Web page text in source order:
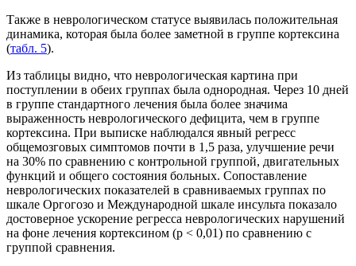
Также в неврологическом статусе выявилась положительная
динамика, которая была более заметной в группе кортексина
(табл. 5).
Из таблицы видно, что неврологическая картина при
поступлении в обеих группах была однородная. Через 10 дней
в группе стандартного лечения была более значима
выраженность неврологического дефицита, чем в группе
кортексина. При выписке наблюдался явный регресс
общемозговых симптомов почти в 1,5 раза, улучшение речи
на 30% по сравнению с контрольной группой, двигательных
функций и общего состояния больных. Сопоставление
неврологических показателей в сравниваемых группах по
шкале Оргогозо и Международной шкале инсульта показало
достоверное ускорение регресса неврологических нарушений
на фоне лечения кортексином (р < 0,01) по сравнению с
группой сравнения.